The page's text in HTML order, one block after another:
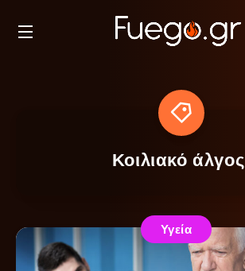
Κοιλιακό άλγος
Υγεία